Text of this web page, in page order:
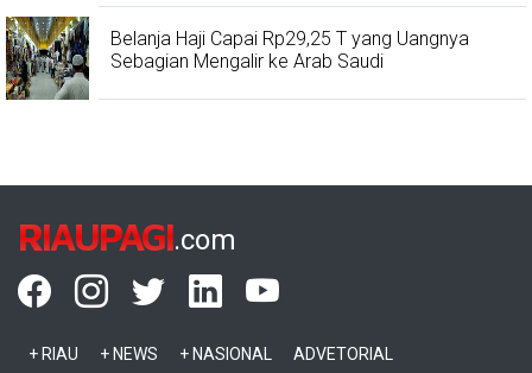
Belanja Haji Capai Rp29,25 T yang Uangnya
Sebagian Mengalir ke Arab Saudi
RIAUPAGI.com
+ RIAU + NEWS + NASIONAL
ADVETORIAL